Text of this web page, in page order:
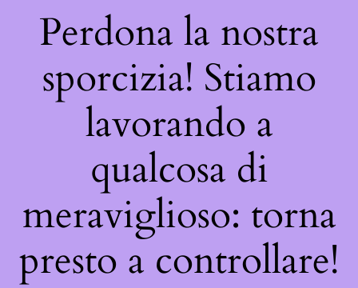
Perdona la nostra
sporcizia! Stiamo
lavorando a
qualcosa di
meraviglioso: torna
presto a controllare!